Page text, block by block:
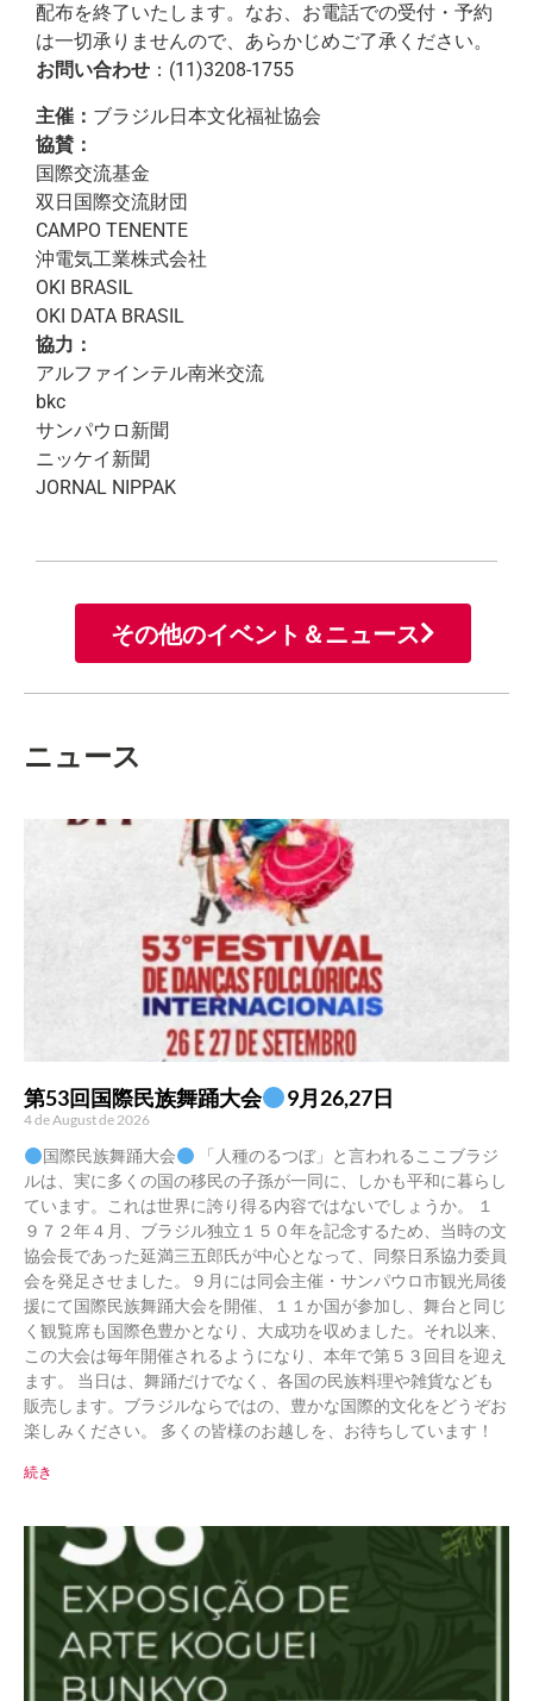
配布を終了いたします。なお、お電話での受付・予約
は一切承りませんので、あらかじめご了承ください。
お問い合わせ ：(11)3208-1755
主催： ブラジル日本文化福祉協会
協賛：
国際交流基金
双日国際交流財団
CAMPO TENENTE
沖電気工業株式会社
OKI BRASIL
OKI DATA BRASIL
協力：
アルファインテル南米交流
bkc
サンパウロ新聞
ニッケイ新聞
JORNAL NIPPAK
その他のイベント＆ニュース
ニュース
第53回国際民族舞踊大会 9月26,27日
4 de August de 2026
国際民族舞踊大会
「人種のるつぼ」と言われるここブラジ
ルは、実に多くの国の移民の子孫が一同に、しかも平和に暮らし
ています。これは世界に誇り得る内容ではないでしょうか。 １
９７２年４月、ブラジル独立１５０年を記念するため、当時の文
協会長であった延満三五郎氏が中心となって、同祭日系協力委員
会を発足させました。９月には同会主催・サンパウロ市観光局後
援にて国際民族舞踊大会を開催、１１か国が参加し、舞台と同じ
く観覧席も国際色豊かとなり、大成功を収めました。それ以来、
この大会は毎年開催されるようになり、本年で第５３回目を迎え
ます。 当日は、舞踊だけでなく、各国の民族料理や雑貨なども
販売します。ブラジルならではの、豊かな国際的文化をどうぞお
楽しみください。 多くの皆様のお越しを、お待ちしています！
続き